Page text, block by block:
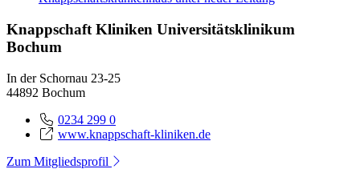
Knappschaft Kliniken Universitätsklinikum
Bochum
In der Schornau 23-25
44892 Bochum
0234 299 0
www.knappschaft-kliniken.de
Zum Mitgliedsprofil